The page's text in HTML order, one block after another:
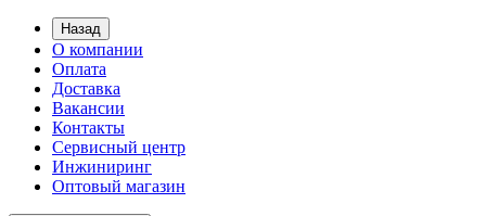
Назад
О компании
Оплата
Доставка
Вакансии
Контакты
Сервисный центр
Инжиниринг
Оптовый магазин